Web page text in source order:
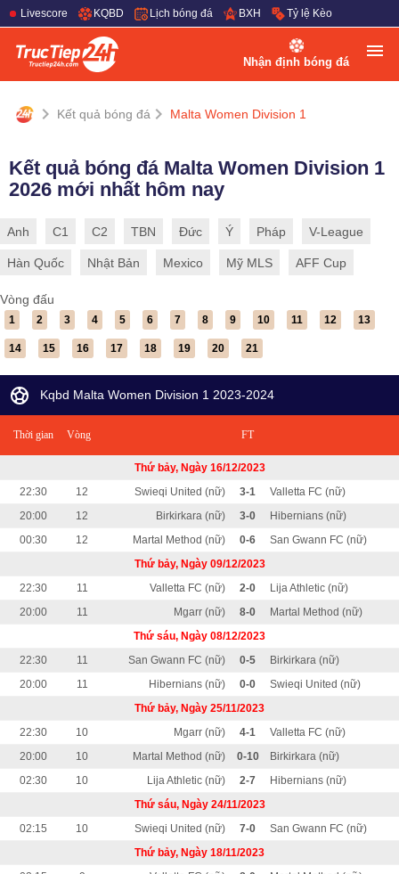
Livescore KQBD Lịch bóng đá BXH Tỷ lệ Kèo
Nhận định bóng đá
Kết quả bóng đá Malta Women Division 1
Kết quả bóng đá Malta Women Division 1
2026 mới nhất hôm nay
Anh C1 C2 TBN Đức Ý Pháp V-League
Hàn Quốc Nhật Bản Mexico Mỹ MLS AFF Cup
Vòng đấu
1 2 3 4 5 6 7 8 9 10 11 12 13
14 15 16 17 18 19 20 21
Kqbd Malta Women Division 1 2023-2024
Thời gian Vòng FT
Thứ bảy, Ngày 16/12/2023
22:30
12 Swieqi United (nữ) 3-1
Valletta FC (nữ)
20:00
12 Birkirkara (nữ) 3-0
Hibernians (nữ)
00:30
12 Martal Method (nữ) 0-6
San Gwann FC (nữ)
Thứ bảy, Ngày 09/12/2023
22:30
11 Valletta FC (nữ) 2-0
Lija Athletic (nữ)
20:00
11 Mgarr (nữ) 8-0
Martal Method (nữ)
Thứ sáu, Ngày 08/12/2023
22:30
11 San Gwann FC (nữ) 0-5
Birkirkara (nữ)
20:00
11 Hibernians (nữ) 0-0
Swieqi United (nữ)
Thứ bảy, Ngày 25/11/2023
22:30
10 Mgarr (nữ) 4-1
Valletta FC (nữ)
20:00
10 Martal Method (nữ) 0-10
Birkirkara (nữ)
02:30
10 Lija Athletic (nữ) 2-7
Hibernians (nữ)
Thứ sáu, Ngày 24/11/2023
02:15
10 Swieqi United (nữ) 7-0
San Gwann FC (nữ)
Thứ bảy, Ngày 18/11/2023